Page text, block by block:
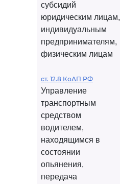
субсидий
юридическим лицам,
индивидуальным
предпринимателям,
физическим лицам
ст. 12.8 КоАП РФ
Управление
транспортным
средством
водителем,
находящимся в
состоянии
опьянения,
передача